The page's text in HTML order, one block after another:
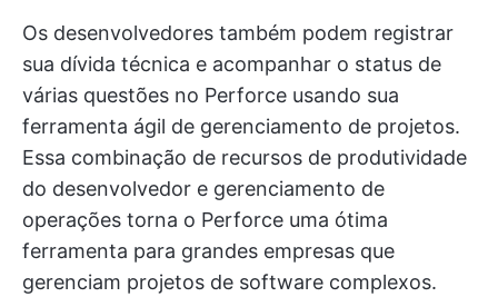
Os desenvolvedores também podem registrar
sua dívida técnica e acompanhar o status de
várias questões no Perforce usando sua
ferramenta ágil de gerenciamento de projetos.
Essa combinação de recursos de produtividade
do desenvolvedor e gerenciamento de
operações torna o Perforce uma ótima
ferramenta para grandes empresas que
gerenciam projetos de software complexos.